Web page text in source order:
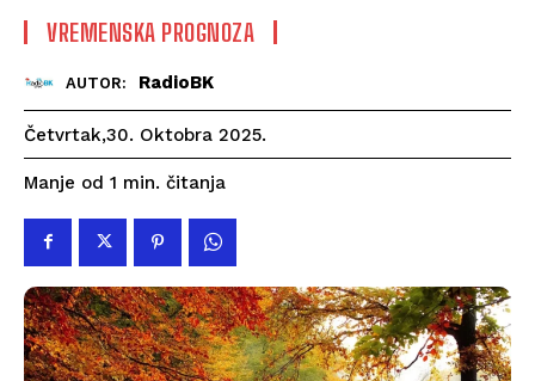
VREMENSKA PROGNOZA
AUTOR: RadioBK
Četvrtak,30. Oktobra 2025.
Manje od 1 min. čitanja